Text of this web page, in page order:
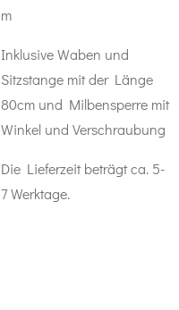
m
Inklusive Waben und
Sitzstange mit der Länge
80cm und Milbensperre mit
Winkel und Verschraubung
Die Lieferzeit beträgt ca. 5-
7 Werktage.